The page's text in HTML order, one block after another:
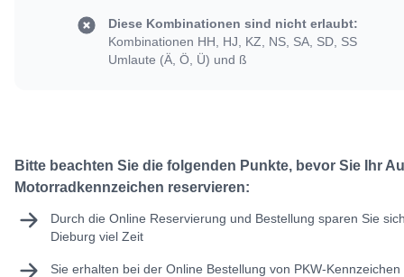
Diese Kombinationen sind nicht erlaubt:
Kombinationen HH, HJ, KZ, NS, SA, SD, SS
Umlaute (Ä, Ö, Ü) und ß
Bitte beachten Sie die folgenden Punkte, bevor Sie Ihr
Motorradkennzeichen reservieren:
Durch die Online Reservierung und Bestellung sparen Sie
Dieburg viel Zeit
Sie erhalten bei der Online Bestellung von PKW-